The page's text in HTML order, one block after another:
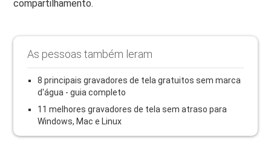
compartilhamento.
As pessoas também leram
8 principais gravadores de tela gratuitos sem marca
d'água - guia completo
11 melhores gravadores de tela sem atraso para
Windows, Mac e Linux